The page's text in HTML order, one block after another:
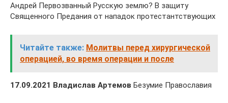
Андрей Первозванный Русскую землю? В защиту
Священного Предания от нападок протестантствующих
Читайте также: Молитвы перед хирургической
операцией, во время операции и после
17.09.2021 Владислав Артемов Безумие Православия